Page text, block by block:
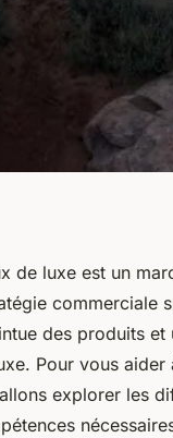
pour
vente en
2024 •6 min de
de luxe est un
commerciale
des produits et
Pour vous aider
explorer les